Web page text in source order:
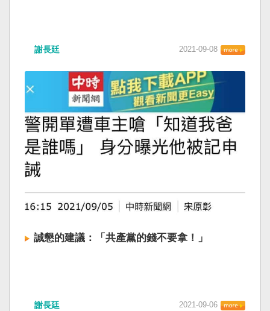
謝長廷 2021-09-08
誠懇的建議：「共產黨的錢不要拿！」
謝長廷 2021-09-06